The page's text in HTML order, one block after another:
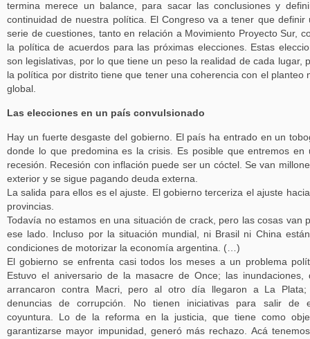
termina merece un balance, para sacar las conclusiones y
continuidad de nuestra política. El Congreso va a tener que definir
serie de cuestiones, tanto en relación a Movimiento Proyecto Sur,
la política de acuerdos para las próximas elecciones. Estas
son legislativas, por lo que tiene un peso la realidad de cada lugar,
la política por distrito tiene que tener una coherencia con el planteo
global.
Las elecciones en un país convulsionado
Hay un fuerte desgaste del gobierno. El país ha entrado en un
donde lo que predomina es la crisis. Es posible que entremos en
recesión. Recesión con inflación puede ser un cóctel. Se van
exterior y se sigue pagando deuda externa.
La salida para ellos es el ajuste. El gobierno terceriza el ajuste
provincias.
Todavía no estamos en una situación de crack, pero las cosas van
ese lado. Incluso por la situación mundial, ni Brasil ni China
condiciones de motorizar la economía argentina. (…)
El gobierno se enfrenta casi todos los meses a un problema
Estuvo el aniversario de la masacre de Once; las inundaciones,
arrancaron contra Macri, pero al otro día llegaron a La Plata;
denuncias de corrupción. No tienen iniciativas para salir de
coyuntura. Lo de la reforma en la justicia, que tiene como
garantizarse mayor impunidad, generó más rechazo. Acá